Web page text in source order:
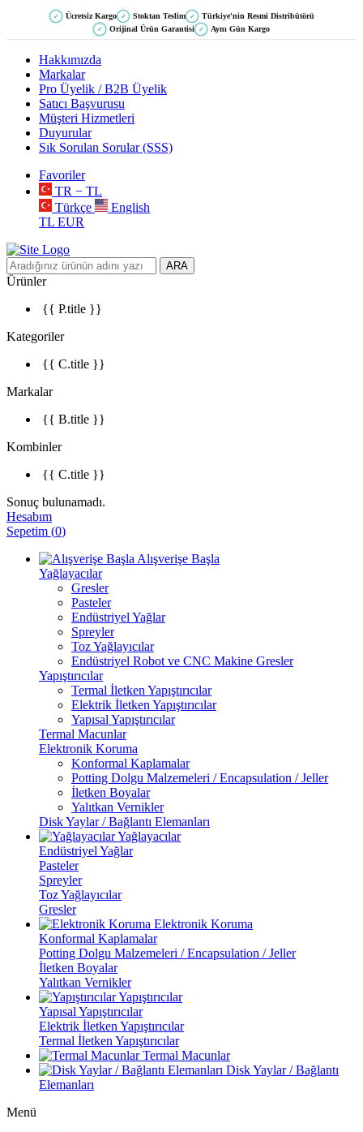
✓ Ücretsiz Kargo ✓ Stoktan Teslim ✓ Türkiye'nin Resmi Distribütörü
✓ Orijinal Ürün Garantisi ✓ Aynı Gün Kargo
Hakkımızda
Markalar
Pro Üyelik / B2B Üyelik
Satıcı Başvurusu
Müşteri Hizmetleri
Duyurular
Sık Sorulan Sorular (SSS)
Favoriler
TR − TL
Türkçe
English
TL EUR
ARA
Ürünler
{{ P.title }}
Kategoriler
{{ C.title }}
Markalar
{{ B.title }}
Kombinler
{{ C.title }}
Sonuç bulunamadı.
Hesabım
Sepetim (0)
Alışverişe Başla
Yağlayacılar
Gresler
Pasteler
Endüstriyel Yağlar
Spreyler
Toz Yağlayıcılar
Endüstriyel Robot ve CNC Makine Gresler
Yapıştırıcılar
Termal İletken Yapıştırıcılar
Elektrik İletken Yapıştırıcılar
Yapısal Yapıştırıcılar
Termal Macunlar
Elektronik Koruma
Konformal Kaplamalar
Potting Dolgu Malzemeleri / Encapsulation / Jeller
İletken Boyalar
Yalıtkan Vernikler
Disk Yaylar / Bağlantı Elemanları
Yağlayacılar
Endüstriyel Yağlar
Pasteler
Spreyler
Toz Yağlayıcılar
Gresler
Elektronik Koruma
Konformal Kaplamalar
Potting Dolgu Malzemeleri / Encapsulation / Jeller
İletken Boyalar
Yalıtkan Vernikler
Yapıştırıcılar
Yapısal Yapıştırıcılar
Elektrik İletken Yapıştırıcılar
Termal İletken Yapıştırıcılar
Termal Macunlar
Disk Yaylar / Bağlantı
Elemanları
Menü